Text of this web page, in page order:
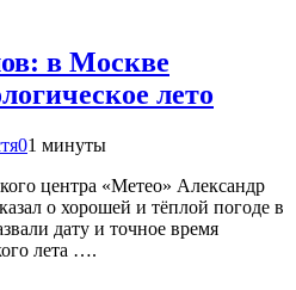
в Москве
лето
01 минуты
центра «Метео» Александр
о хорошей и тёплой погоде в
дату и точное время
лета ….